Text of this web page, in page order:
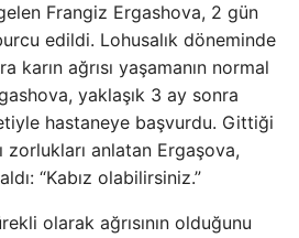
Frangiz Ergashova, 2 gün
edildi. Lohusalık döneminde
karın ağrısı yaşamanın normal
yaklaşık 3 ay sonra
hastaneye başvurdu. Gittiği
zorlukları anlatan Ergaşova,
“Kabız olabilirsiniz.”
olarak ağrısının olduğunu